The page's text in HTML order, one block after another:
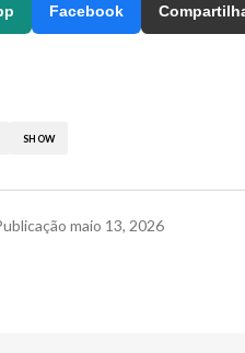
Facebook
SHOW
maio 13, 2026